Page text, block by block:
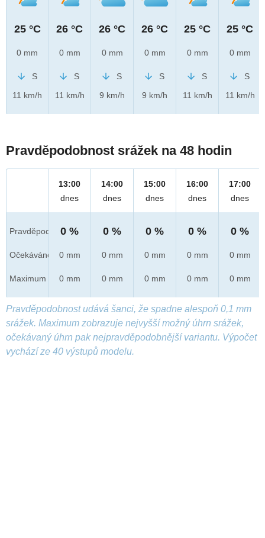
25 °C
0 mm
S
11 km/h
26 °C
0 mm
S
11 km/h
26 °C
0 mm
S
9 km/h
26 °C
0 mm
S
9 km/h
25 °C
0 mm
S
11 km/h
25 °C
0 mm
S
11 km/h
Pravděpodobnost srážek na 48 hodin
Pravděpod.
Očekáváno
Maximum
13:00
dnes
0 %
0 mm
0 mm
14:00
dnes
0 %
0 mm
0 mm
15:00
dnes
0 %
0 mm
0 mm
16:00
dnes
0 %
0 mm
0 mm
17:00
dnes
0 %
0 mm
0 mm
Pravděpodobnost udává šanci, že spadne alespoň 0,1 mm
srážek. Maximum zobrazuje nejvyšší možný úhrn srážek,
očekávaný úhrn pak nejpravděpodobnější variantu. Výpočet
vychází ze 40 výstupů modelu.